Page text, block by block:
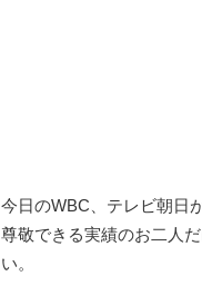
今日のWBC、テレビ朝日
尊敬できる実績のお二人
い。